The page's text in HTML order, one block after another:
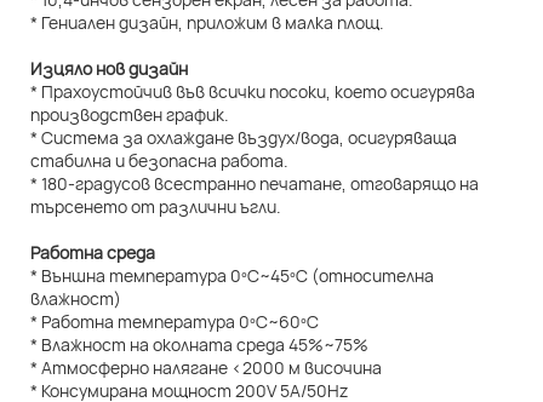
* Гениален дизайн, приложим в малка площ.
Изцяло нов дизайн
* Прахоустойчив във всички посоки, което осигурява
производствен график.
* Система за охлаждане въздух/вода, осигуряваща
стабилна и безопасна работа.
* 180-градусов всестранно печатане, отговарящо на
търсенето от различни ъгли.
Работна среда
* Външна температура 0ºC~45ºC (относителна
влажност)
* Работна температура 0ºC~60ºC
* Влажност на околната среда 45%~75%
* Атмосферно налягане <2000 м височина
* Консумирана мощност 200V 5A/50Hz